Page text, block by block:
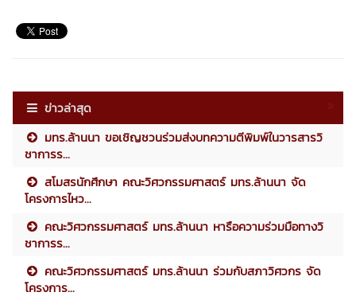
ข่าวล่าสุด
มทร.ล้านนา ขอเชิญชวนร่วมส่งบทความตีพิมพ์ในวารสารวิ
ชาการร...
สโมสรนักศึกษา คณะวิศวกรรมศาสตร์ มทร.ล้านนา จัด
โครงการไหว...
คณะวิศวกรรมศาสตร์ มทร.ล้านนา หารือความร่วมมือทางวิ
ชาการร...
คณะวิศวกรรมศาสตร์ มทร.ล้านนา ร่วมกับสภาวิศวกร จัด
โครงการ...